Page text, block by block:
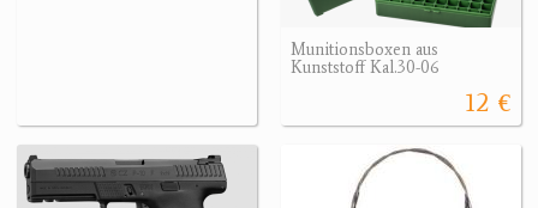
Munitionsboxen aus
Kunststoff Kal.30-06
12 €